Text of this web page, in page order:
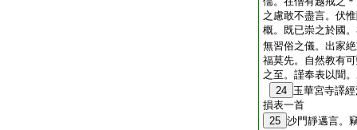
之慮敢不盡言。伏
概。既已崇之於國
無習俗之儀。出家
福莫先。自然教有
之至。謹奉表以聞
24 玉華宮寺譯
損表一首
25 沙門靜邁言。